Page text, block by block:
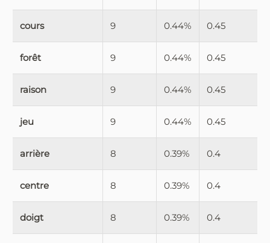
cours 9 0.44% 0.45
forêt 9 0.44% 0.45
raison 9 0.44% 0.45
jeu 9 0.44% 0.45
arrière 8 0.39% 0.4
centre 8 0.39% 0.4
doigt 8 0.39% 0.4